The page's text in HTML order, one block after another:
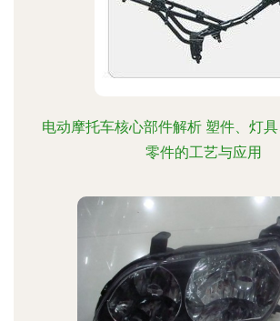
电动摩托车核心部件解析 塑件、灯
零件的工艺与应用